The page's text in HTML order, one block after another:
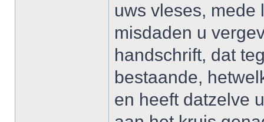
uws vleses, mede
misdaden u
handschrift, dat
bestaande,
en heeft datzelve